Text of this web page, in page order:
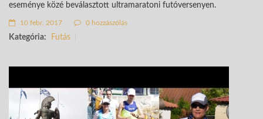
eseménye közé beválasztott ultramaratoni futóversenyen.
10 febr. 2017 0 hozzászólás
Kategória: Futás